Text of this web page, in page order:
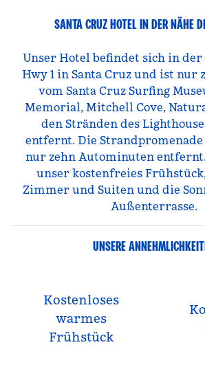
SANTA CRUZ HOTEL IN DER NÄHE
Unser Hotel befindet sich in der
Hwy 1 in Santa Cruz und ist nur
vom Santa Cruz Surfing
Memorial, Mitchell Cove,
den Stränden des
entfernt. Die Strandpromenade
nur zehn Autominuten
unser kostenfreies
Zimmer und Suiten und die
Außenterrasse.
UNSERE
Kostenloses
warmes
Frühstück